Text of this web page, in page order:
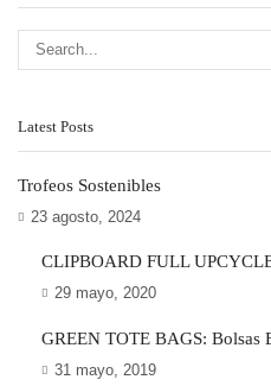
Latest Posts
Trofeos Sostenibles
23 agosto, 2024
CLIPBOARD FULL
29 mayo, 2020
GREEN TOTE BAGS: Bolsas
31 mayo, 2019